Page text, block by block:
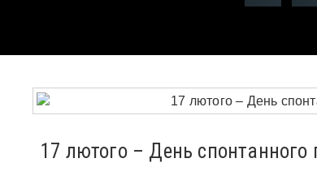
17 лютого – День спонтанного